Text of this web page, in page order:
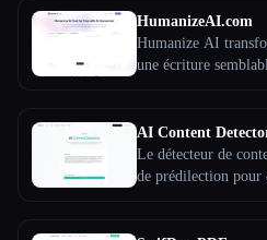
HumanizeAI.com
Humanize AI
une écriture
contenu authentique
universitaires ou
gagnant du temps
AI Content
Le détecteur de
de prédilection pour